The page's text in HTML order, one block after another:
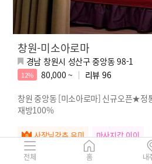
창원-미소아로마
경남 창원시 성산구 중앙동 98-1
12% 80,000 ~ 리뷰 96
창원 중앙동 [미소아로마] 신규오픈★
재방100%
사장님강추 유미 마사지갑 이이
전체 홈 내